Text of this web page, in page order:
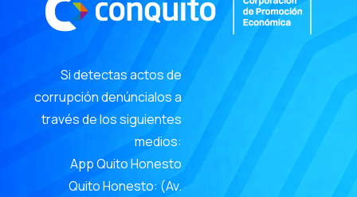
Si detectas actos de
corrupción denúncialos a
través de los siguientes
medios:
App Quito Honesto
Quito Honesto: (Av.